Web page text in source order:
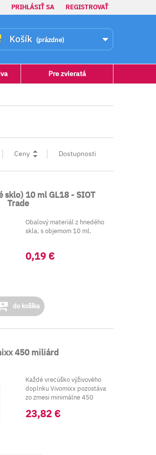
PRIHLÁSIŤ SA REGISTROVAŤ
Košík (prázdne)
Pre zvieratá
Ceny Dostupnosti
sklo) 10 ml GL18 - SIOT
Trade
Obalový materiál z hnedého
skla, s objemom 10 ml.
0,19 €
do košíka
450 miliárd
Každé vrecúško výživového
doplnku Vivomixx pozostáva
zo zmesi minimálne 450
23,82 €